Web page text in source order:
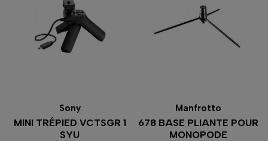
Sony
MINI TRÉPIED VCTSGR 1
SYU
Manfrotto
678 BASE PLIANTE POUR
MONOPODE